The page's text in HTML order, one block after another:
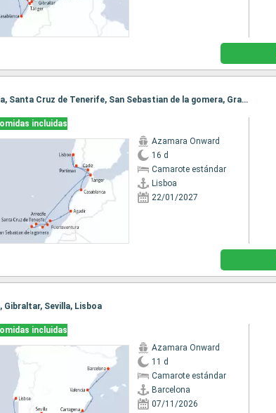
Itinerario : Lisboa, Portimao, Tánger, Fuerteventura, Santa Cruz de Tenerife, San Sebastian de la gomera, Gran Canarias, Arrecife, Agadir, Casablanca, Cadiz, Lisboa
incluidas
Azamara Onward
16 d
Camarote estándar
Lisboa
22/01/2027
Gibraltar, Sevilla, Lisboa
incluidas
Azamara Onward
11 d
Camarote estándar
Barcelona
07/11/2026